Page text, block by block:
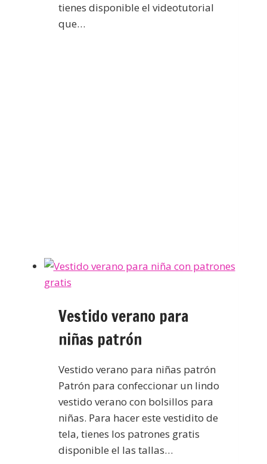
tienes disponible el videotutorial
que…
Vestido verano para
niñas patrón
Vestido verano para niñas patrón
Patrón para confeccionar un lindo
vestido verano con bolsillos para
niñas. Para hacer este vestidito de
tela, tienes los patrones gratis
disponible el las tallas…